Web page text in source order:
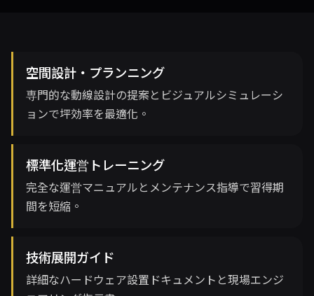
空間設計・プランニング
専門的な動線設計の提案とビジュアルシミュレーシ
ョンで坪効率を最適化。
標準化運営トレーニング
完全な運営マニュアルとメンテナンス指導で習得期
間を短縮。
技術展開ガイド
詳細なハードウェア設置ドキュメントと現場エンジ